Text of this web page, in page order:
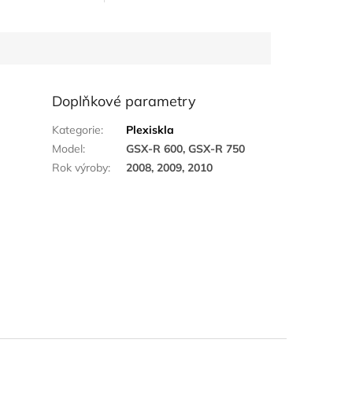
Doplňkové parametry
Kategorie:
Plexiskla
Model:
GSX-R 600, GSX-R 750
Rok výroby: 2008, 2009, 2010